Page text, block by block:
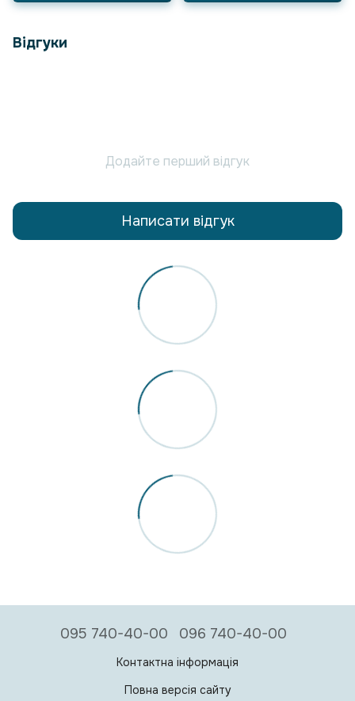
Відгуки
Додайте перший відгук
Написати відгук
095 740-40-00 096 740-40-00
Контактна інформація
Повна версія сайту